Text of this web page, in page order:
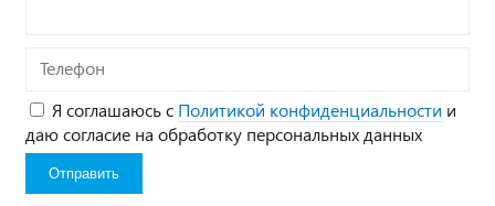
Телефон
Я соглашаюсь с Политикой конфиденциальности и
даю согласие на обработку персональных данных